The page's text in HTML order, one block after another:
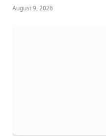
August 9, 2026